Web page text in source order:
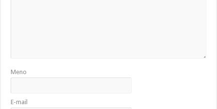
Meno
E-mail